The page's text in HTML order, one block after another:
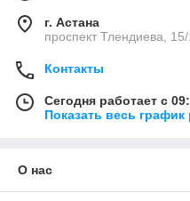
г. Астана
проспект Тлендиева,
Контакты
Сегодня работает с
Показать весь
О нас